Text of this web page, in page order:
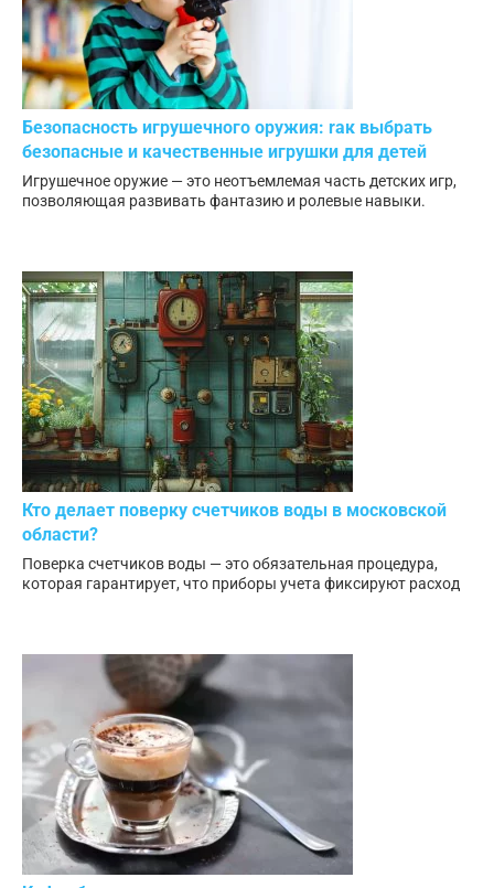
Безопасность игрушечного оружия: rак выбрать
безопасные и качественные игрушки для детей
Игрушечное оружие — это неотъемлемая часть детских игр,
позволяющая развивать фантазию и ролевые навыки.
Кто делает поверку счетчиков воды в московской
области?
Поверка счетчиков воды — это обязательная процедура,
которая гарантирует, что приборы учета фиксируют расход